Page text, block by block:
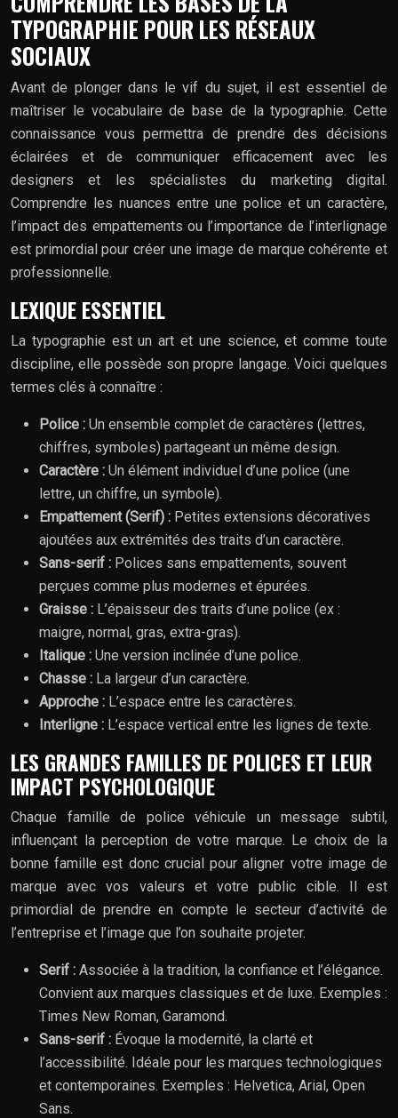
TYPOGRAPHIE POUR LES RÉSEAUX
SOCIAUX
Avant de plonger dans le vif du sujet, il est essentiel de
maîtriser le vocabulaire de base de la typographie. Cette
connaissance vous permettra de prendre des décisions
éclairées et de communiquer efficacement avec les
designers et les spécialistes du marketing digital.
Comprendre les nuances entre une police et un caractère,
l’impact des empattements ou l’importance de l’interlignage
est primordial pour créer une image de marque cohérente et
professionnelle.
LEXIQUE ESSENTIEL
La typographie est un art et une science, et comme toute
discipline, elle possède son propre langage. Voici quelques
termes clés à connaître :
Police : Un ensemble complet de caractères (lettres,
chiffres, symboles) partageant un même design.
Caractère : Un élément individuel d’une police (une
lettre, un chiffre, un symbole).
Empattement (Serif) : Petites extensions décoratives
ajoutées aux extrémités des traits d’un caractère.
Sans-serif : Polices sans empattements, souvent
perçues comme plus modernes et épurées.
Graisse : L’épaisseur des traits d’une police (ex :
maigre, normal, gras, extra-gras).
Italique : Une version inclinée d’une police.
Chasse : La largeur d’un caractère.
Approche : L’espace entre les caractères.
Interligne : L’espace vertical entre les lignes de texte.
LES GRANDES FAMILLES DE POLICES ET LEUR
IMPACT PSYCHOLOGIQUE
Chaque famille de police véhicule un message subtil,
influençant la perception de votre marque. Le choix de la
bonne famille est donc crucial pour aligner votre image de
marque avec vos valeurs et votre public cible. Il est
primordial de prendre en compte le secteur d’activité de
l’entreprise et l’image que l’on souhaite projeter.
Serif : Associée à la tradition, la confiance et l’élégance.
Convient aux marques classiques et de luxe. Exemples :
Times New Roman, Garamond.
Sans-serif : Évoque la modernité, la clarté et
l’accessibilité. Idéale pour les marques technologiques
et contemporaines. Exemples : Helvetica, Arial, Open
Sans.